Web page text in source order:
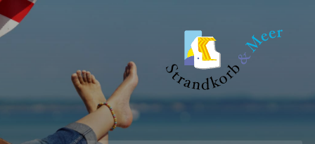
Skip
to
main
content